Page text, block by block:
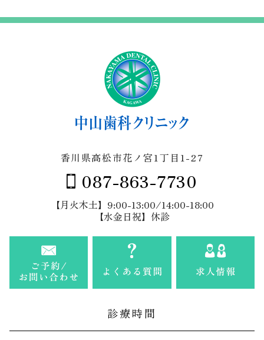
香川県高松市花ノ宮1丁目1-27
087-863-7730
【月火木土】9:00-13:00/14:00-18:00
【水金日祝】休診
診療時間